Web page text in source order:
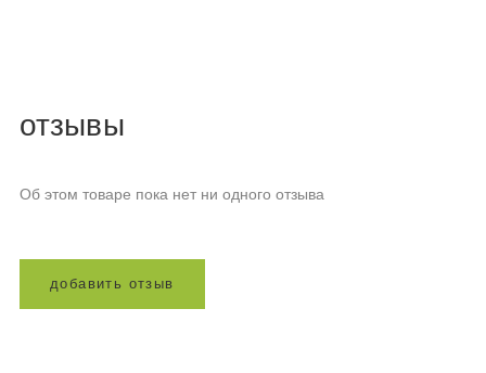
отзывы
Об этом товаре пока нет ни одного отзыва
добавит ь отз ыв